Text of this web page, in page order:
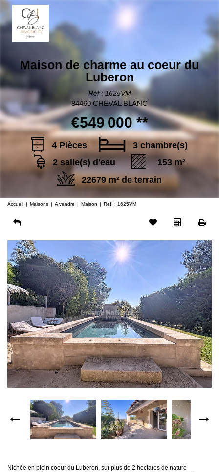
Maison de charme au coeur du
Luberon
Réf : 1625VM
84460 CHEVAL BLANC
€549 000**
4 Pièces
3 chambre(s)
2 salle(s) d'eau
153 m²
22679 m² de terrain
Accueil Maisons A vendre Maison Ref. : 1625VM
Nichée en plein coeur du Luberon, sur plus de 2 hectares de nature